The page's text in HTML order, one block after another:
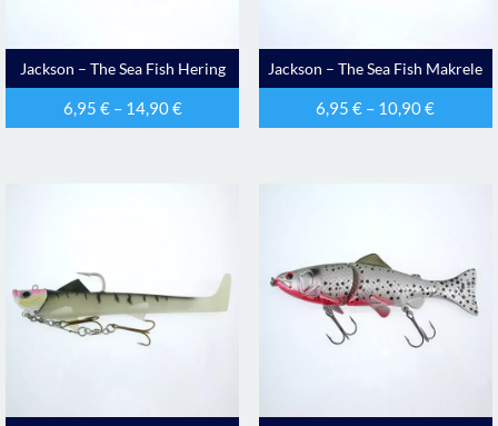
Jackson – The Sea Fish Hering
6,95 €– 14,90€
Jackson – The Sea Fish Makrele
6,95€ – 10,90€